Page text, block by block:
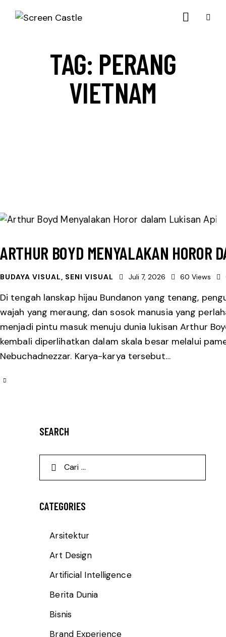
TAG: PERANG
VIETNAM
ARTHUR BOYD MENYALAKAN HOROR
BUDAYA VISUAL, SENI VISUAL Juli 7, 2026 60 Views
Di tengah lanskap hijau Bundanon yang tenang,
wajah yang meraung, dan sosok manusia yang
menjadi pintu masuk menuju dunia lukisan Arthur
kembali diperlihatkan dalam skala besar melalui
Nebuchadnezzar. Karya-karya tersebut…
SEARCH
CATEGORIES
Arsitektur
Art Design
Artificial Intelligence
Berita Dunia
Bisnis
Brand Experience